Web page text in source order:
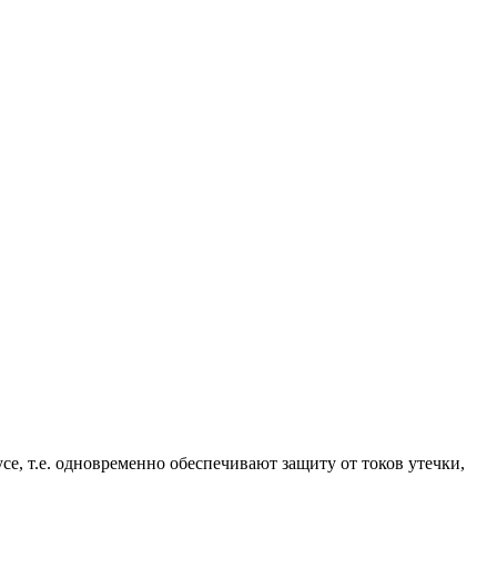
т.е. одновременно обеспечивают защиту от токов утечки,